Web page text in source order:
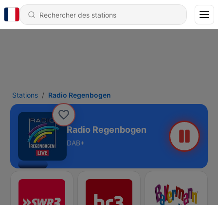
Stations Radio Regenbogen
Radio Regenbogen
DAB+